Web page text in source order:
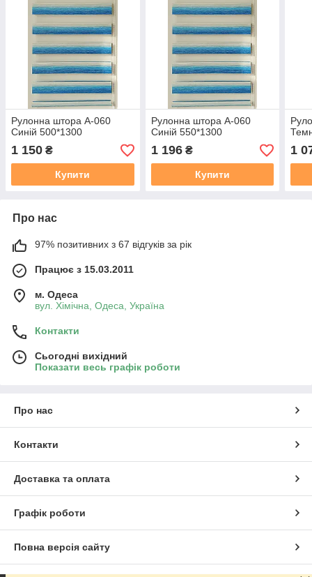
Рулонна штора А-060
Синій 500*1300
1 150 ₴
Купити
Рулонна штора А-060
Синій 550*1300
1 196₴
Купити
1
Про нас
97% позитивних з 67 відгуків за рік
Працює з 15.03.2011
м. Одеса
вул. Хiмiчна, Одеса, Україна
Контакти
Сьогодні вихідний
Показати весь графік роботи
Про нас
Контакти
Доставка та оплата
Графік роботи
Повна версія сайту